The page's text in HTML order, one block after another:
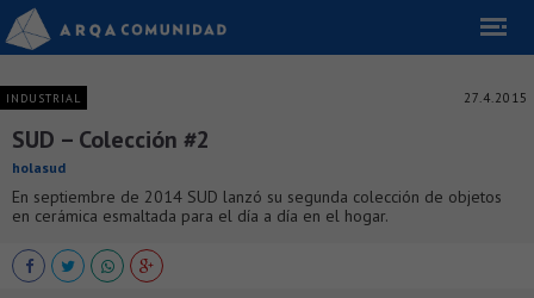
INDUSTRIAL 27.4.2015
SUD – Colección #2
holasud
En septiembre de 2014 SUD lanzó su segunda colección de objetos
en cerámica esmaltada para el día a día en el hogar.